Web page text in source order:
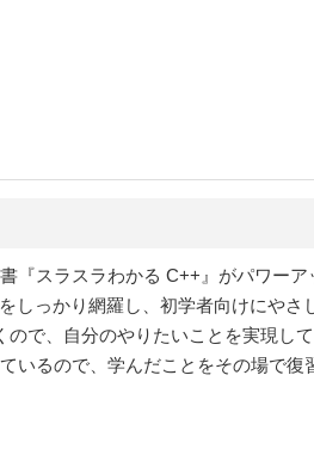
『スラスラわかる C++』がパワーア
っかり網羅し、初学者向けにやさ
で、自分のやりたいことを実現し
いるので、学んだことをその場で復